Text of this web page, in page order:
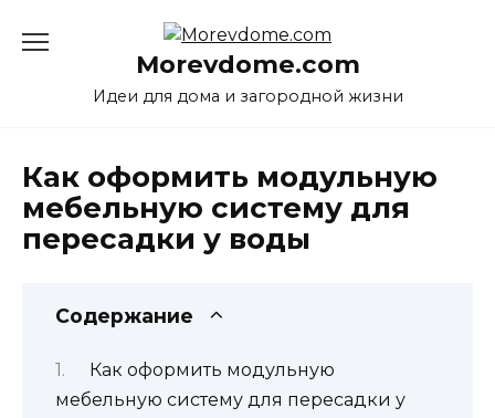
Morevdome.com
Идеи для дома и загородной жизни
Как оформить модульную
мебельную систему для
пересадки у воды
Содержание
Как оформить модульную
мебельную систему для пересадки у